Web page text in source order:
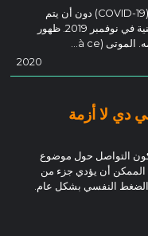
منذ فبراير 2020، يواجه العالم فيروس كورونا (COVID-19) دون أن يتم
الإعلان عن أول ظهور له في مدينة ووهان الصينية في نوفمبر 2019. ظهور
2020
دي لا أزمة
قد يكون التواصل حول موضوع
الممكن أن يؤدي جزء من
النفسي بشكل عام.